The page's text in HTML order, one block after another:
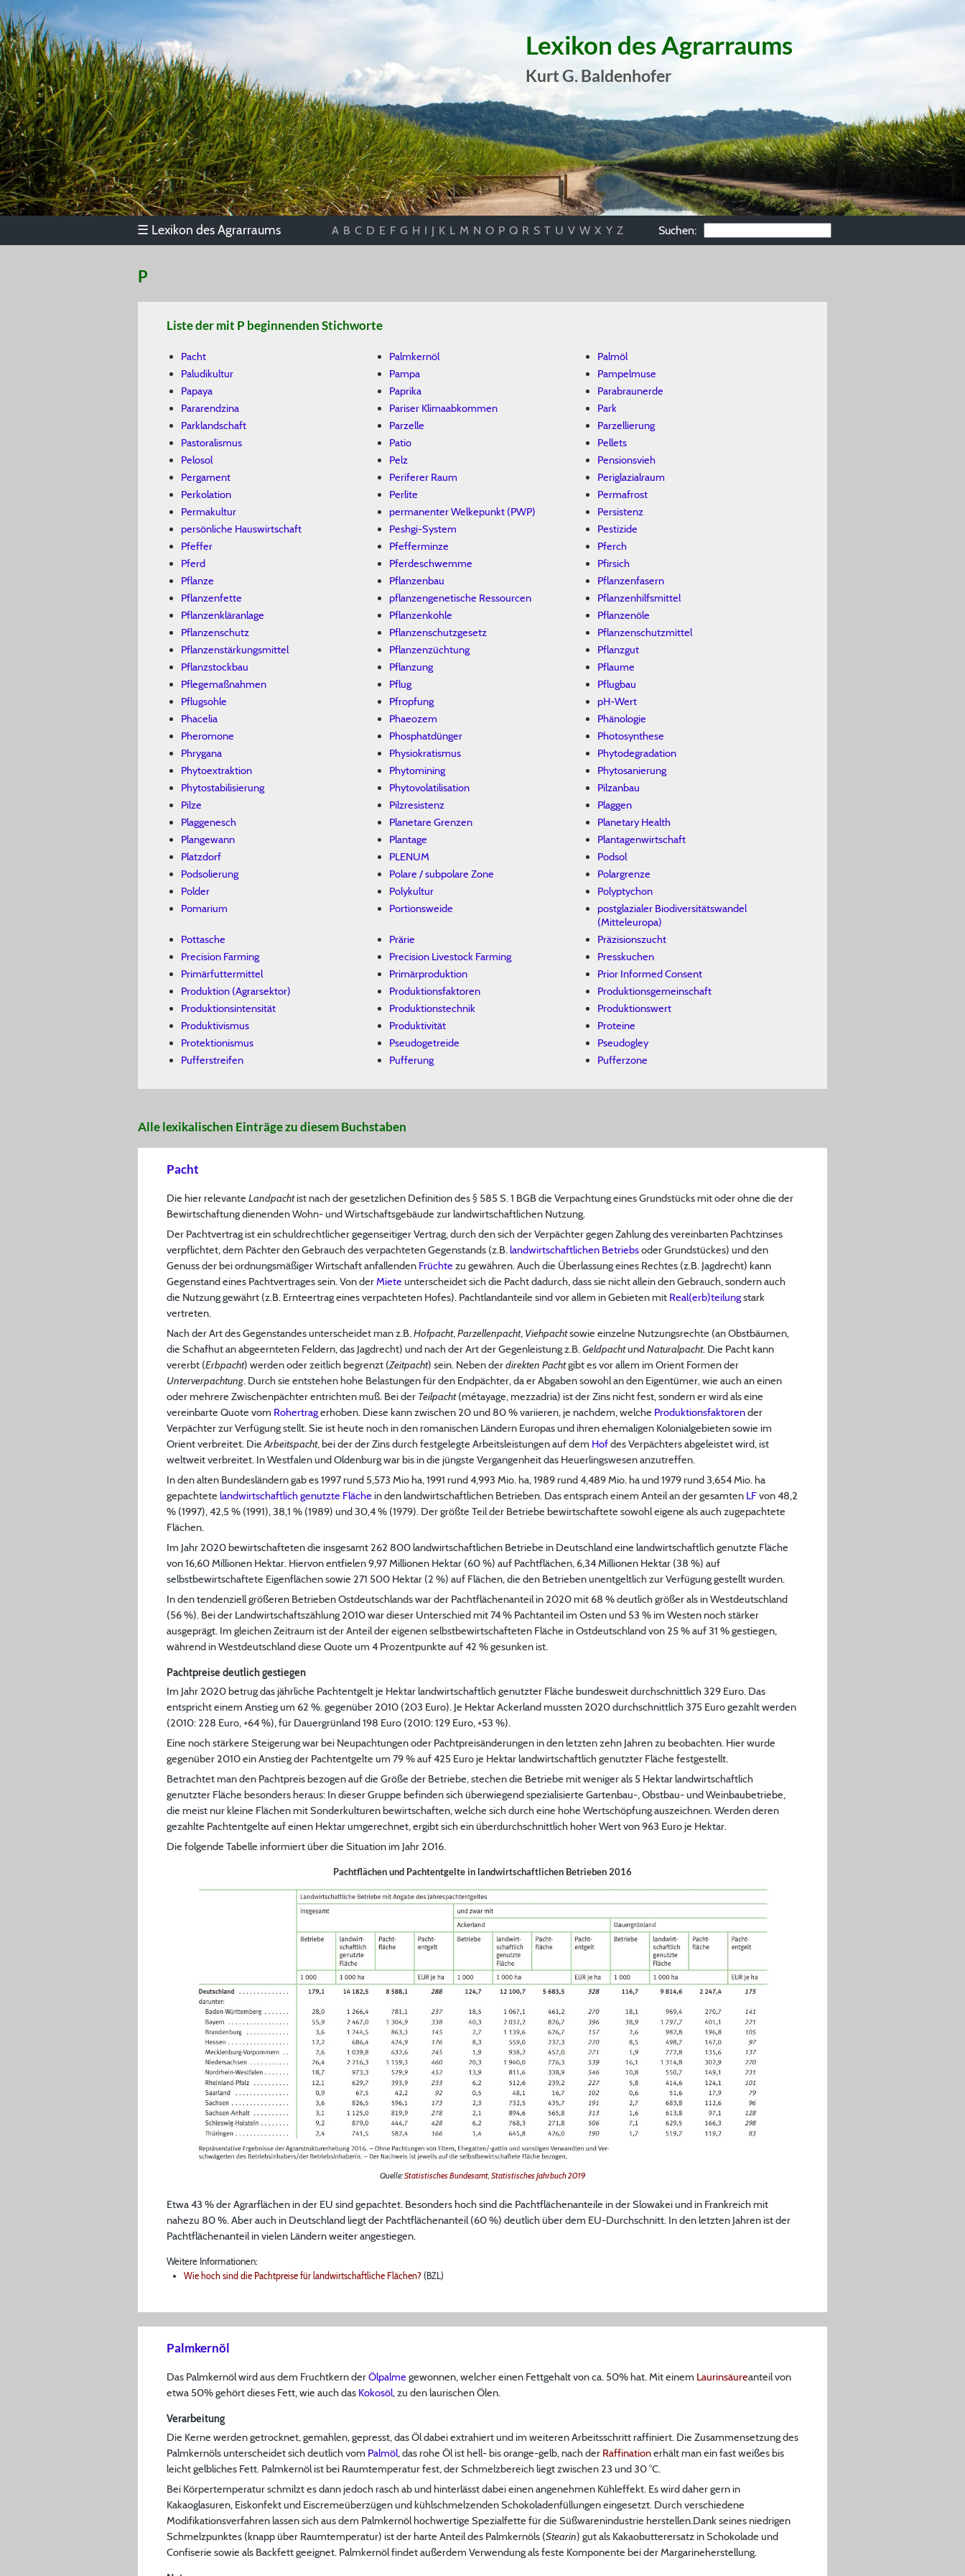
Lexikon des Agrarraums
Kurt G. Baldenhofer
☰ Lexikon des Agrarraums A B C D E F G H I J K L M N O P Q R S T U V W X Y Z Suchen:
P
Liste der mit P beginnenden Stichworte
Pacht Palmkernöl
Palmöl
Paludikultur
Pampa
Pampelmuse
Papaya
Paprika
Parabraunerde
Pararendzina
Pariser Klimaabkommen
Park
Parklandschaft
Parzelle
Parzellierung
Pastoralismus
Patio
Pellets
Pelosol
Pelz
Pensionsvieh
Pergament
Periferer Raum
Periglazialraum
Perkolation
Perlite
Permafrost
Permakultur
permanenter Welkepunkt (PWP)
Persistenz
persönliche Hauswirtschaft
Peshgi-System
Pestizide
Pfeffer
Pfefferminze
Pferch
Pferd
Pferdeschwemme
Pfirsich
Pflanze
Pflanzenbau
Pflanzenfasern
Pflanzenfette
pflanzengenetische Ressourcen
Pflanzenhilfsmittel
Pflanzenkläranlage
Pflanzenkohle
Pflanzenöle
Pflanzenschutz
Pflanzenschutzgesetz
Pflanzenschutzmittel
Pflanzenstärkungsmittel
Pflanzenzüchtung
Pflanzgut
Pflanzstockbau
Pflanzung
Pflaume
Pflegemaßnahmen
Pflug
Pflugbau
Pflugsohle
Pfropfung
pH-Wert
Phacelia
Phaeozem
Phänologie
Pheromone
Phosphatdünger
Photosynthese
Phrygana
Physiokratismus
Phytodegradation
Phytoextraktion
Phytomining
Phytosanierung
Phytostabilisierung
Phytovolatilisation
Pilzanbau
Pilze
Pilzresistenz
Plaggen
Plaggenesch
Planetare Grenzen
Planetary Health
Plangewann
Plantage
Plantagenwirtschaft
Platzdorf
PLENUM
Podsol
Podsolierung
Polare / subpolare Zone
Polargrenze
Polder
Polykultur
Polyptychon
Pomarium
Portionsweide
postglazialer Biodiversitätswandel
(Mitteleuropa)
Pottasche
Prärie
Präzisionszucht
Precision Farming
Precision Livestock Farming
Presskuchen
Primärfuttermittel
Primärproduktion
Prior Informed Consent
Produktion (Agrarsektor)
Produktionsfaktoren
Produktionsgemeinschaft
Produktionsintensität
Produktionstechnik
Produktionswert
Produktivismus
Produktivität
Proteine
Protektionismus
Pseudogetreide
Pseudogley
Pufferstreifen
Pufferung Pufferzone
Alle lexikalischen Einträge zu diesem Buchstaben
Pacht
Die hier relevante Landpachtist nach der gesetzlichen Definition des § 585 S. 1 BGB die Verpachtung eines Grundstücks mit oder ohne die der
Bewirtschaftung dienenden Wohn- und Wirtschaftsgebäude zur landwirtschaftlichen Nutzung.
Der Pachtvertrag ist ein schuldrechtlicher gegenseitiger Vertrag, durch den sich der Verpächter gegen Zahlung des vereinbarten Pachtzinses
verpflichtet, dem Pächter den Gebrauch des verpachteten Gegenstands (z.B.landwirtschaftlichen Betriebsoder Grundstückes) und den
Genuss der bei ordnungsmäßiger Wirtschaft anfallenden Früchte zu gewähren. Auch die Überlassung eines Rechtes (z.B. Jagdrecht) kann
Gegenstand eines Pachtvertrages sein. Von derMiete unterscheidet sich die Pacht dadurch, dass sie nicht allein den Gebrauch, sondern auch
die Nutzung gewährt (z.B. Ernteertrag eines verpachteten Hofes). Pachtlandanteile sind vor allem in Gebieten mit Real(erb)teilungstark
vertreten.
Nach der Art des Gegenstandes unterscheidet man z.B.Hofpacht,Parzellenpacht, Viehpachtsowie einzelne Nutzungsrechte (an Obstbäumen,
die Schafhut an abgeernteten Feldern, das Jagdrecht) und nach der Art der Gegenleistung z.B.GeldpachtundNaturalpacht. Die Pacht kann
vererbt (Erbpacht) werden oder zeitlich begrenzt (Zeitpacht) sein. Neben derdirekten Pachtgibt es vor allem im Orient Formen der
Unterverpachtung. Durch sie entstehen hohe Belastungen für den Endpächter, da er Abgaben sowohl an den Eigentümer, wie auch an einen
oder mehrere Zwischenpächter entrichten muß. Bei der Teilpacht(métayage, mezzadria) ist der Zins nicht fest, sondern er wird als eine
vereinbarte Quote vom Rohertragerhoben. Diese kann zwischen 20 und 80 % variieren, je nachdem, welche Produktionsfaktorender
Verpächter zur Verfügung stellt. Sie ist heute noch in den romanischen Ländern Europas und ihren ehemaligen Kolonialgebieten sowie im
Orient verbreitet. DieArbeitspacht, bei der der Zins durch festgelegte Arbeitsleistungen auf dem Hofdes Verpächters abgeleistet wird, ist
weltweit verbreitet. In Westfalen und Oldenburg war bis in die jüngste Vergangenheit das Heuerlingswesen anzutreffen.
In den alten Bundesländern gab es 1997 rund 5,573 Mio ha, 1991 rund 4,993 Mio. ha, 1989 rund 4,489 Mio. ha und 1979 rund 3,654 Mio. ha
gepachtete landwirtschaftlich genutzte Fläche in den landwirtschaftlichen Betrieben. Das entsprach einem Anteil an der gesamten LFvon 48,2
% (1997), 42,5 % (1991), 38,1 % (1989) und 30,4 % (1979). Der größte Teil der Betriebe bewirtschaftete sowohl eigene als auch zugepachtete
Flächen.
Im Jahr 2020 bewirtschafteten die insgesamt 262 800 landwirtschaftlichen Betriebe in Deutschland eine landwirtschaftlich genutzte Fläche
von 16,60 Millionen Hektar. Hiervon entfielen 9,97 Millionen Hektar (60 %) auf Pachtflächen, 6,34 Millionen Hektar (38 %) auf
selbstbewirtschaftete Eigenflächen sowie 271 500 Hektar (2 %) auf Flächen, die den Betrieben unentgeltlich zur Verfügung gestellt wurden.
In den tendenziell größeren Betrieben Ostdeutschlands war der Pachtflächenanteil in 2020 mit 68 % deutlich größer als in Westdeutschland
(56 %). Bei der Landwirtschaftszählung 2010 war dieser Unterschied mit 74 % Pachtanteil im Osten und 53 % im Westen noch stärker
ausgeprägt. Im gleichen Zeitraum ist der Anteil der eigenen selbstbewirtschafteten Fläche in Ostdeutschland von 25 % auf 31 % gestiegen,
während in Westdeutschland diese Quote um 4 Prozentpunkte auf 42 % gesunken ist.
Pachtpreise deutlich gestiegen
Im Jahr 2020 betrug das jährliche Pachtentgelt je Hektar landwirtschaftlich genutzter Fläche bundesweit durchschnittlich 329 Euro. Das
entspricht einem Anstieg um 62 %. gegenüber 2010 (203 Euro). Je Hektar Ackerland mussten 2020 durchschnittlich 375 Euro gezahlt werden
(2010: 228 Euro, +64 %), für Dauergrünland 198 Euro (2010: 129 Euro, +53 %).
Eine noch stärkere Steigerung war bei Neupachtungen oder Pachtpreisänderungen in den letzten zehn Jahren zu beobachten. Hier wurde
gegenüber 2010 ein Anstieg der Pachtentgelte um 79 % auf 425 Euro je Hektar landwirtschaftlich genutzter Fläche festgestellt.
Betrachtet man den Pachtpreis bezogen auf die Größe der Betriebe, stechen die Betriebe mit weniger als 5 Hektar landwirtschaftlich
genutzter Fläche besonders heraus: In dieser Gruppe befinden sich überwiegend spezialisierte Gartenbau-, Obstbau- und Weinbaubetriebe,
die meist nur kleine Flächen mit Sonderkulturen bewirtschaften, welche sich durch eine hohe Wertschöpfung auszeichnen. Werden deren
gezahlte Pachtentgelte auf einen Hektar umgerechnet, ergibt sich ein überdurchschnittlich hoher Wert von 963 Euro je Hektar.
Die folgende Tabelle informiert über die Situation im Jahr 2016.
Pachtflächen und Pachtentgelte in landwirtschaftlichen Betrieben 2016
Quelle:Statistisches Bundesamt, Statistisches Jahrbuch 2019
Etwa 43 % der Agrarflächen in der EU sind gepachtet. Besonders hoch sind die Pachtflächenanteile in der Slowakei und in Frankreich mit
nahezu 80 %. Aber auch in Deutschland liegt der Pachtflächenanteil (60 %) deutlich über dem EU-Durchschnitt. In den letzten Jahren ist der
Pachtflächenanteil in vielen Ländern weiter angestiegen.
Weitere Informationen:
Wie hoch sind die Pachtpreise für landwirtschaftliche Flächen? (BZL)
Palmkernöl
Das Palmkernöl wird aus dem Fruchtkern derÖlpalme gewonnen, welcher einen Fettgehalt von ca. 50% hat. Mit einem Laurinsäureanteil von
etwa 50% gehört dieses Fett, wie auch das Kokosöl, zu den laurischen Ölen.
Verarbeitung
Die Kerne werden getrocknet, gemahlen, gepresst, das Öl dabei extrahiert und im weiteren Arbeitsschritt raffiniert. Die Zusammensetzung des
Palmkernöls unterscheidet sich deutlich vom Palmöl, das rohe Öl ist hell- bis orange-gelb, nach der Raffinationerhält man ein fast weißes bis
leicht gelbliches Fett. Palmkernöl ist bei Raumtemperatur fest, der Schmelzbereich liegt zwischen 23 und 30 °C.
Bei Körpertemperatur schmilzt es dann jedoch rasch ab und hinterlässt dabei einen angenehmen Kühleffekt. Es wird daher gern in
Kakaoglasuren, Eiskonfekt und Eiscremeüberzügen und kühlschmelzenden Schokoladenfüllungen eingesetzt. Durch verschiedene
Modifikationsverfahren lassen sich aus dem Palmkernöl hochwertige Spezialfette für die Süßwarenindustrie herstellen.Dank seines niedrigen
Schmelzpunktes (knapp über Raumtemperatur) ist der harte Anteil des Palmkernöls (Stearin) gut als Kakaobutterersatz in Schokolade und
Confiserie sowie als Backfett geeignet. Palmkernöl findet außerdem Verwendung als feste Komponente bei der Margarineherstellung.